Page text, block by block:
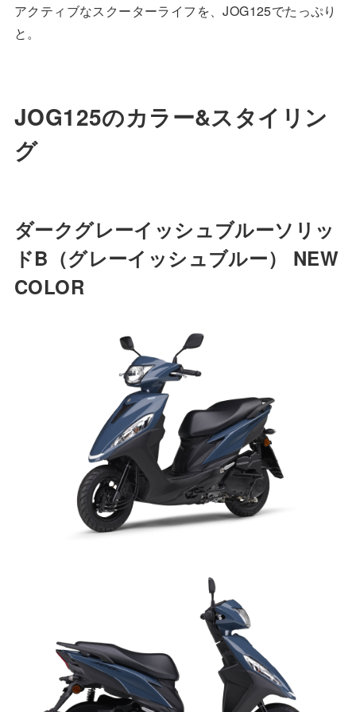
アクティブなスクーターライフを、JOG125でたっぷり
と。
JOG125のカラー&スタイリン
グ
ダークグレーイッシュブルーソリッ
ドB （グレーイッシュブルー） NEW
COLOR